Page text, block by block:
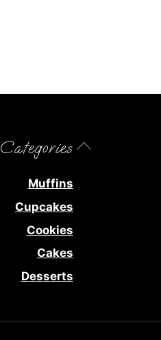
Back
Top
Categories
Muffins
Cupcakes
Cookies
Cakes
Desserts